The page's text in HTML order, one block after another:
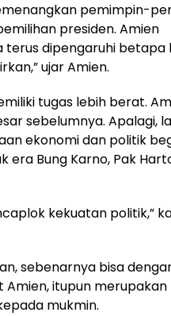
pemimpin-
presiden. Amien
terus dipengaruhi betapa
ujar Amien.
tugas lebih berat.
sebelumnya. Apalagi,
ekonomi dan politik
era Bung Karno, Pak
kekuatan politik,”
sebenarnya bisa
Amien, itupun
mukmin.